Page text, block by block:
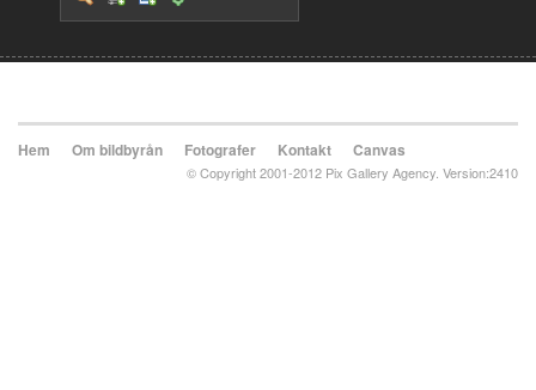
Hem Om bildbyrån Fotografer Kontakt Canvas
© Copyright 2001-2012 Pix Gallery Agency. Version:2410